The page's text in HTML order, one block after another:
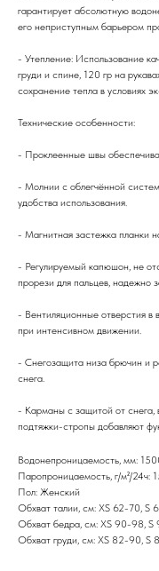
гарантирует абсолютную
его неприступным барьером
- Утепление: Использование
груди и спине, 120 гр на
сохранение тепла в условиях
Технические особенности:
- Проклеенные швы
- Молнии с облегчённой
удобства использования.
- Магнитная застежка планки
- Регулируемый капюшон, не
прорези для пальцев, надежно
- Вентиляционные отверстия в
при интенсивном движении.
- Снегозащита низа брючин и
снега.
- Карманы с защитой от снега,
подтяжки-стропы добавляют
Водонепроницаемость, мм:
Паропроницаемость, г/м²/24ч:
Пол: Женский
Обхват талии, см: XS 62-70,
Обхват бедра, см: XS 90-98, S
Обхват груди, см: XS 82-90,